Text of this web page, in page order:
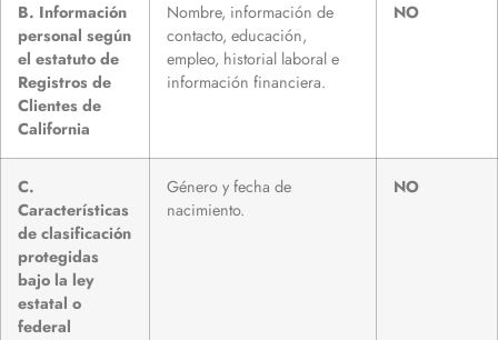
B. Información
personal según
el estatuto de
Registros de
Clientes de
California
Nombre, información de
contacto, educación,
empleo, historial laboral e
información financiera.
NO
C.
Características
de clasificación
protegidas
bajo la ley
estatal o
federal
Género y fecha de
nacimiento.
NO